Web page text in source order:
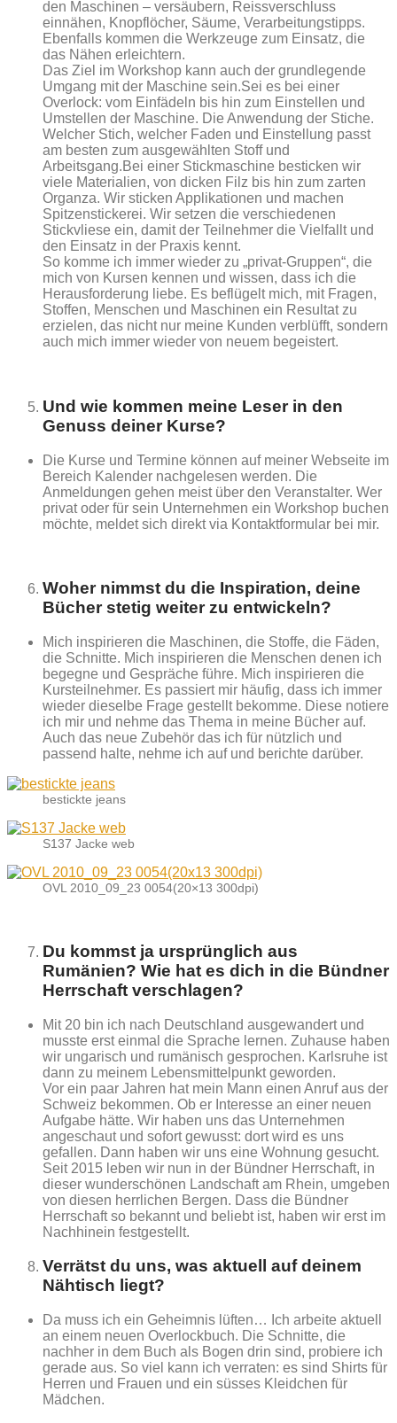
den Maschinen – versäubern, Reissverschluss
einnähen, Knopflöcher, Säume, Verarbeitungstipps.
Ebenfalls kommen die Werkzeuge zum Einsatz, die
das Nähen erleichtern.
Das Ziel im Workshop kann auch der grundlegende
Umgang mit der Maschine sein.Sei es bei einer
Overlock: vom Einfädeln bis hin zum Einstellen und
Umstellen der Maschine. Die Anwendung der Stiche.
Welcher Stich, welcher Faden und Einstellung passt
am besten zum ausgewählten Stoff und
Arbeitsgang.Bei einer Stickmaschine besticken wir
viele Materialien, von dicken Filz bis hin zum zarten
Organza. Wir sticken Applikationen und machen
Spitzenstickerei. Wir setzen die verschiedenen
Stickvliese ein, damit der Teilnehmer die Vielfallt und
den Einsatz in der Praxis kennt.
So komme ich immer wieder zu „privat-Gruppen“, die
mich von Kursen kennen und wissen, dass ich die
Herausforderung liebe. Es beflügelt mich, mit Fragen,
Stoffen, Menschen und Maschinen ein Resultat zu
erzielen, das nicht nur meine Kunden verblüfft, sondern
auch mich immer wieder von neuem begeistert.
Und wie kommen meine Leser in den
Genuss deiner Kurse?
Die Kurse und Termine können auf meiner Webseite im
Bereich Kalender nachgelesen werden. Die
Anmeldungen gehen meist über den Veranstalter. Wer
privat oder für sein Unternehmen ein Workshop buchen
möchte, meldet sich direkt via Kontaktformular bei mir.
Woher nimmst du die Inspiration, deine
Bücher stetig weiter zu entwickeln?
Mich inspirieren die Maschinen, die Stoffe, die Fäden,
die Schnitte. Mich inspirieren die Menschen denen ich
begegne und Gespräche führe. Mich inspirieren die
Kursteilnehmer. Es passiert mir häufig, dass ich immer
wieder dieselbe Frage gestellt bekomme. Diese notiere
ich mir und nehme das Thema in meine Bücher auf.
Auch das neue Zubehör das ich für nützlich und
passend halte, nehme ich auf und berichte darüber.
bestickte jeans
S137 Jacke web
OVL 2010_09_23 0054(20×13 300dpi)
Du kommst ja ursprünglich aus
Rumänien? Wie hat es dich in die Bündner
Herrschaft verschlagen?
Mit 20 bin ich nach Deutschland ausgewandert und
musste erst einmal die Sprache lernen. Zuhause haben
wir ungarisch und rumänisch gesprochen. Karlsruhe ist
dann zu meinem Lebensmittelpunkt geworden.
Vor ein paar Jahren hat mein Mann einen Anruf aus der
Schweiz bekommen. Ob er Interesse an einer neuen
Aufgabe hätte. Wir haben uns das Unternehmen
angeschaut und sofort gewusst: dort wird es uns
gefallen. Dann haben wir uns eine Wohnung gesucht.
Seit 2015 leben wir nun in der Bündner Herrschaft, in
dieser wunderschönen Landschaft am Rhein, umgeben
von diesen herrlichen Bergen. Dass die Bündner
Herrschaft so bekannt und beliebt ist, haben wir erst im
Nachhinein festgestellt.
Verrätst du uns, was aktuell auf deinem
Nähtisch liegt?
Da muss ich ein Geheimnis lüften… Ich arbeite aktuell
an einem neuen Overlockbuch. Die Schnitte, die
nachher in dem Buch als Bogen drin sind, probiere ich
gerade aus. So viel kann ich verraten: es sind Shirts für
Herren und Frauen und ein süsses Kleidchen für
Mädchen.